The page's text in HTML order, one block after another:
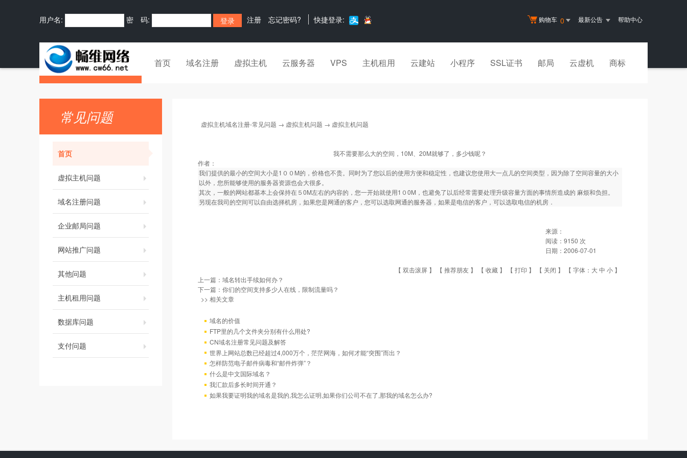
购物车 0 最新公告 帮助中心
用户名: 密 码: 注册 忘记密码? 快捷登录:
首页 域名注册 虚拟主机 云服务器 VPS 主机租用 云建站 小程序 SSL证书 邮局 云虚机 商标
常见问题
首页
虚拟主机问题
域名注册问题
企业邮局问题
网站推广问题
其他问题
主机租用问题
数据库问题
支付问题
虚拟主机域名注册-常见问题 → 虚拟主机问题 → 虚拟主机问题
我不需要那么大的空间，10M、20M就够了，多少钱呢？
作者：
我们提供的最小的空间大小是1００M的，价格也不贵。同时为了您以后的使用方便和稳定性，也建议您使用大一点儿的空间类型，因为除了空间容量的大小
以外，您所能够使用的服务器资源也会大很多。
其次，一般的网站都基本上会保持在５0M左右的内容的，您一开始就使用1０0M，也避免了以后经常需要处理升级容量方面的事情所造成的 麻烦和负担。
另现在我司的空间可以自由选择机房，如果您是网通的客户，您可以选取网通的服务器，如果是电信的客户，可以选取电信的机房．
来源：
阅读： 9150 次
日期： 2006-07-01
【 双击滚屏 】 【 推荐朋友 】 【 收藏 】 【 打印 】 【 关闭 】 【 字体： 大中 小 】
上一篇： 域名转出手续如何办？
下一篇： 你们的空间支持多少人在线，限制流量吗？
>> 相关文章
域名的价值
FTP里的几个文件夹分别有什么用处?
CN域名注册常见问题及解答
世界上网站总数已经超过4,000万个，茫茫网海，如何才能“突围”而出？
怎样防范电子邮件病毒和“邮件炸弹”？
什么是中文国际域名？
我汇款后多长时间开通？
如果我要证明我的域名是我的,我怎么证明,如果你们公司不在了,那我的域名怎么办?